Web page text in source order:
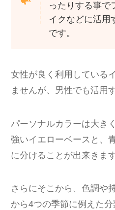
ったりする事で
イクなどに活用
です。
女性が良く利用している
ませんが、男性でも活用
パーソナルカラーは大き
強いイエローベースと、
に分けることが出来きます
さらにそこから、色調や
から4つの季節に例えた